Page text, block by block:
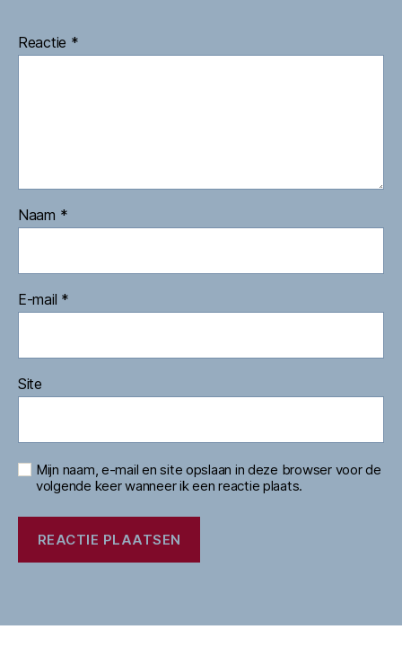
Reactie *
Naam *
E-mail *
Site
Mijn naam, e-mail en site opslaan in deze browser voor de
volgende keer wanneer ik een reactie plaats.